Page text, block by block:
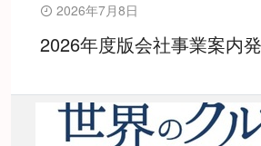
2026年7月8日
2026年度版会社事業案内